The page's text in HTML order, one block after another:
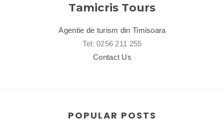
Tamicris Tours
Agentie de turism din Timisoara
Tel: 0256 211 255
Contact Us
POPULAR POSTS